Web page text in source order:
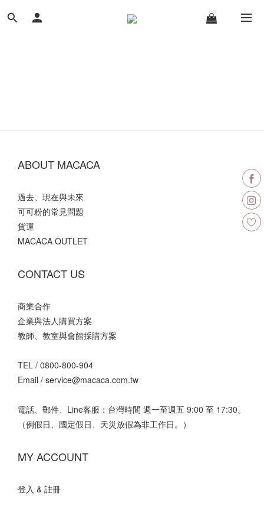
ABOUT MACACA
過去、現在與未來
可可粉的常見問題
貨運
MACACA OUTLET
CONTACT US
商業合作
企業與法人購買方案
教師、教室與會館採購方案
TEL / 0800-800-904
Email / service@macaca.com.tw
電話、郵件、Line客服：台灣時間 週一至週五 9:00 至 17:30。
（例假日、國定假日、天災放假為非工作日。）
MY ACCOUNT
登入 & 註冊